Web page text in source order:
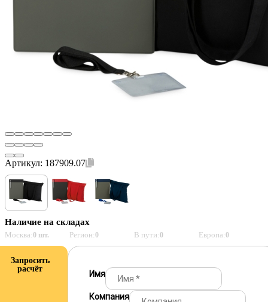
Артикул: 187909.07
Наличие на складах
Москва:0 шт. Регион:0 В пути:0 Европа:0
Запросить
расчёт
Имя
Компания